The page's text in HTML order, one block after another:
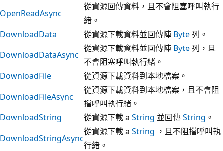
OpenReadAsync
從資源回傳資料，且不會阻塞呼叫執行
緒。
DownloadData
從資源下載資料並回傳陣 Byte列。
DownloadDataAsync
從資源下載資料並回傳陣 Byte列，且
不會阻塞呼叫執行緒。
DownloadFile
從資源下載資料到本地檔案。
DownloadFileAsync
從資源下載資料到本地檔案，且不會阻
擋呼叫執行緒。
DownloadString
從資源下載 a String 並回傳String 。
DownloadStringAsync
從資源下載 a String ，且不阻擋呼叫執
行緒。